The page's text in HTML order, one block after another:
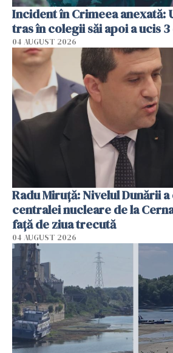
Incident în Crimeea anexată:
tras în colegii săi apoi a ucis
04 AUGUST 2026
Radu Miruţă: Nivelul Dunării
centralei nucleare de la
faţă de ziua trecută
04 AUGUST 2026